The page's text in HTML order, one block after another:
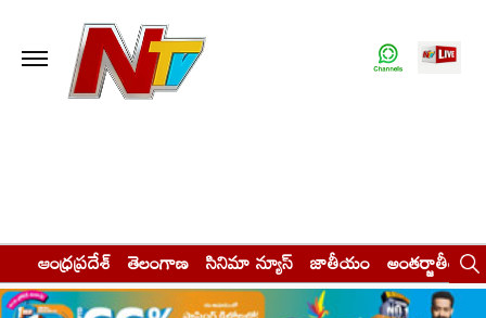
ఆంధ్రప్రదేశ్ తెలంగాణ సినిమా న్యూస్ జాతీయం అంతర్జాతీయం